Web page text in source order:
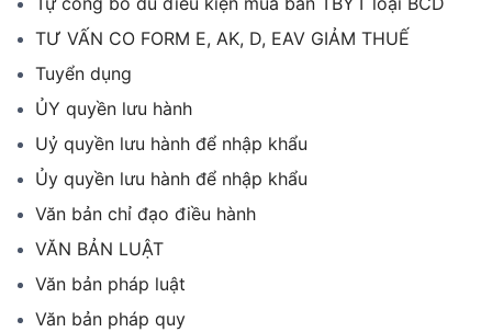
TƯ VẤN CO FORM E, AK, D, EAV GIẢM THUẾ
Tuyển dụng
ỦY quyền lưu hành
Uỷ quyền lưu hành để nhập khẩu
Ủy quyền lưu hành để nhập khẩu
Văn bản chỉ đạo điều hành
VĂN BẢN LUẬT
Văn bản pháp luật
Văn bản pháp quy